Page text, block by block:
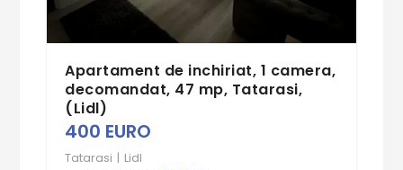
Apartament de inchiriat, 1 camera,
decomandat, 47 mp, Tatarasi,
(Lidl)
400 EURO
Tatarasi | Lidl